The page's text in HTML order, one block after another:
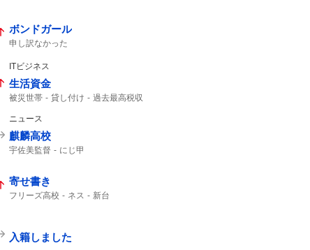
ボンドガール
申し訳なかった
ITビジネス
生活資金
被災世帯 貸し付け
過去最高税収
ニュース
麒麟高校
宇佐美監督 にじ甲
寄せ書き
フリーズ高校 ネス 新台
入籍しました